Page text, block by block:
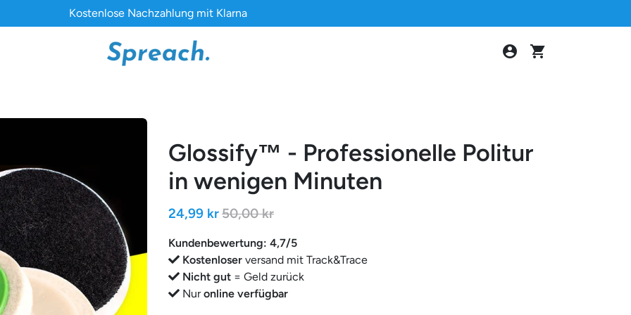
Kostenlose Nachzahlung mit Klarna
account_circle shopping_cart
Glossify™ - Professionelle Politur
in wenigen Minuten
24,99 kr50,00 kr
Kundenbewertung: 4,7/5
Kostenloser versand mit Track&Trace
Nicht gut = Geld zurück
Nuronline verfügbar